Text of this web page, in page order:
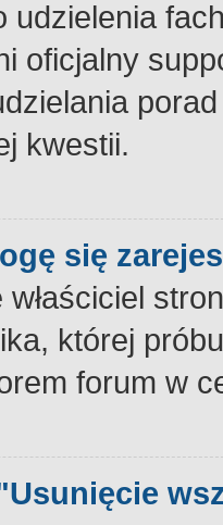
udzielenia
oficjalny
kwestii.
się
której
forum w